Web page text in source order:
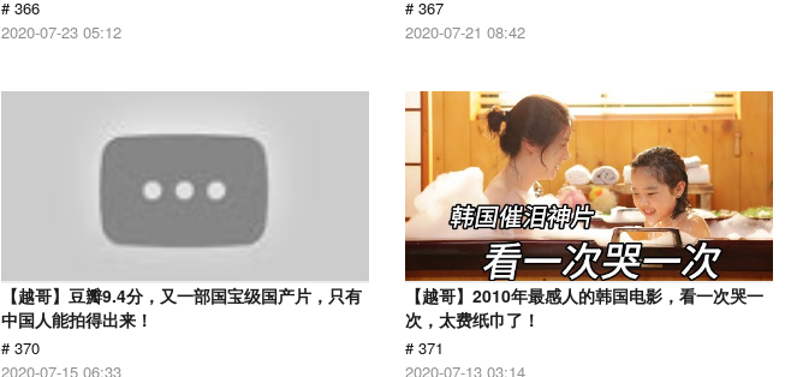
# 366
2020-07-23 05:12
# 367
2020-07-21 08:42
【越哥】豆瓣9.4分，又一部国宝级国产片，只有
中国人能拍得出来！
# 370
2020-07-15 06:33
【越哥】2010年最感人的韩国电影，看一次哭一
次，太费纸巾了！
# 371
2020-07-13 03:14